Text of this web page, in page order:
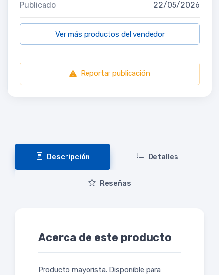
Publicado 22/05/2026
Ver más productos del vendedor
Reportar publicación
Descripción Detalles
Reseñas
Acerca de este producto
Producto mayorista. Disponible para